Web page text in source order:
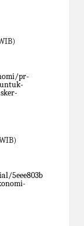
pr-
untuk-
5eee803b